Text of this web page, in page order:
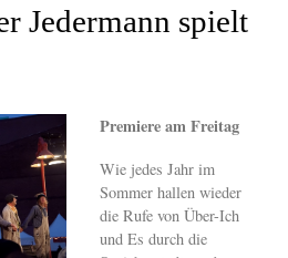
Jedermann spielt
Premiere am Freitag
Wie jedes Jahr im
Sommer hallen wieder
die Rufe von Über-Ich
und Es durch die